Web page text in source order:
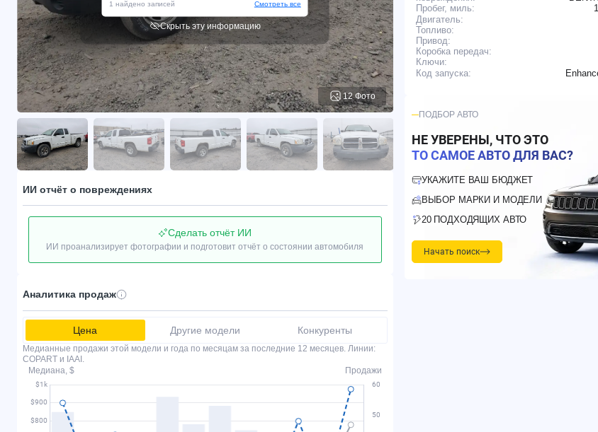
12 Фото
1 найдено записей Смотреть все
Скрыть эту информацию
ИИ отчёт о повреждениях
Сделать отчёт ИИ
ИИ проанализирует фотографии и подготовит отчёт о состоянии автомобиля
Аналитика продаж
Цена Другие модели Конкуренты
Медианные продажи этой модели и года по месяцам за последние 12 месяцев. Линии:
COPART и IAAI.
Медиана, $
Продажи
Пробег, миль:
Двигатель:
Топливо:
Привод:
Коробка передач:
Ключи:
Код запуска:
ПОДБОР АВТО
НЕ УВЕРЕНЫ, ЧТО ЭТО
ТО САМОЕ АВТО ДЛЯ ВАС?
УКАЖИТЕ ВАШ БЮДЖЕТ
ВЫБОР МАРКИ И МОДЕЛИ
20 ПОДХОДЯЩИХ АВТО
Начать поиск